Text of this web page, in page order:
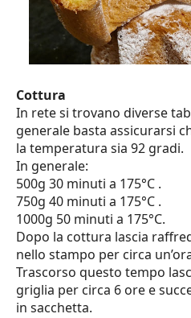
Cottura
In rete si trovano diverse
generale basta assicurarsi
la temperatura sia 92 gradi.
In generale:
500g 30 minuti a 175°C .
750g 40 minuti a 175°C .
1000g 50 minuti a 175°C.
Dopo la cottura lascia
nello stampo per circa
Trascorso questo tempo
griglia per circa 6 ore e
in sacchetta.